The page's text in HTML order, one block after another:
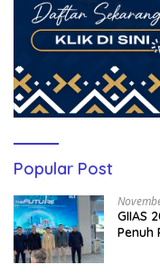
Popular Post
GIIAS
Penuh